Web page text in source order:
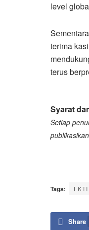
level
terima
terus
Syarat
Setiap
Tags: LKTI
Share